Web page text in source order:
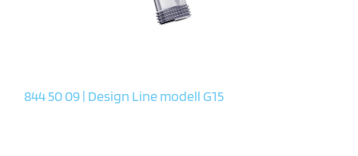
844 50 09 | Design Line modell G15